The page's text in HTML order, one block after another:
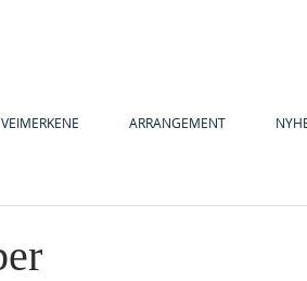
VEIMERKENE ARRANGEMENT